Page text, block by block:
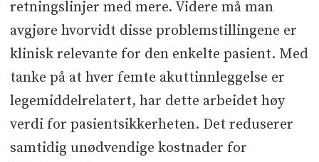
retningslinjer med mere. Videre må man
avgjøre hvorvidt disse problemstillingene er
klinisk relevante for den enkelte pasient. Med
tanke på at hver femte akuttinnleggelse er
legemiddelrelatert, har dette arbeidet høy
verdi for pasientsikkerheten. Det reduserer
samtidig unødvendige kostnader for